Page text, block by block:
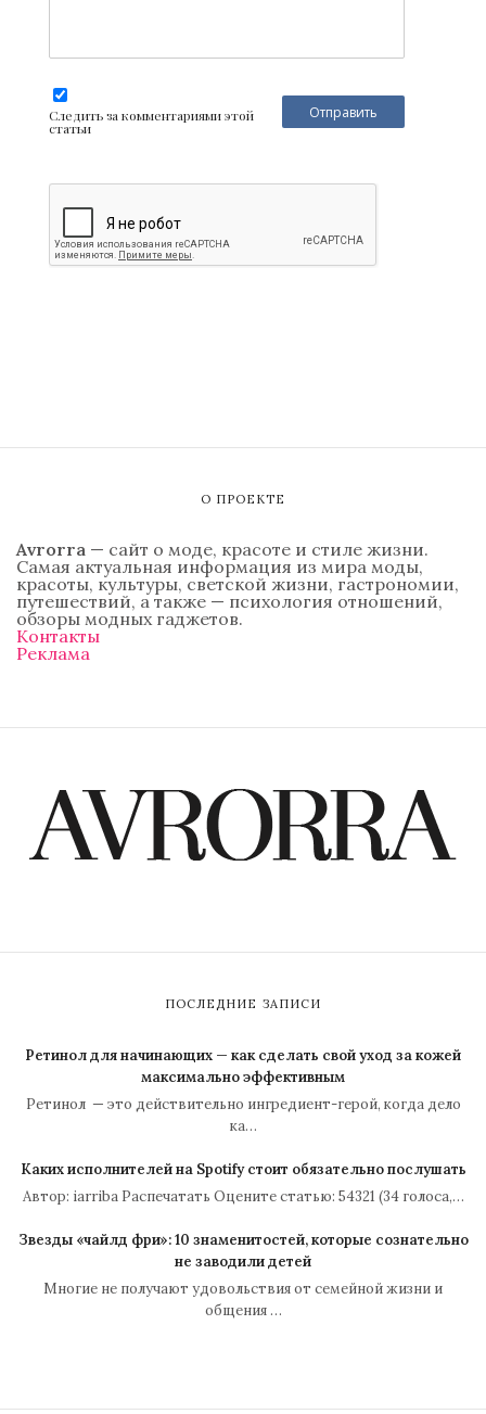
Следить за комментариями этой
статьи
О ПРОЕКТЕ
Avrorra — сайт о моде, красоте и стиле жизни.
Самая актуальная информация из мира моды,
красоты, культуры, светской жизни, гастрономии,
путешествий, а также — психология отношений,
обзоры модных гаджетов.
Контакты
Реклама
ПОСЛЕДНИЕ ЗАПИСИ
Ретинол для начинающих — как сделать свой уход за кожей
максимально эффективным
Ретинол — это действительно ингредиент-герой, когда дело
ка…
Каких исполнителей на Spotify стоит обязательно послушать
Автор: iarriba Распечатать Оцените статью: 54321 (34 голоса,…
Звезды «чайлд фри»: 10 знаменитостей, которые сознательно
не заводили детей
Многие не получают удовольствия от семейной жизни и
общения …